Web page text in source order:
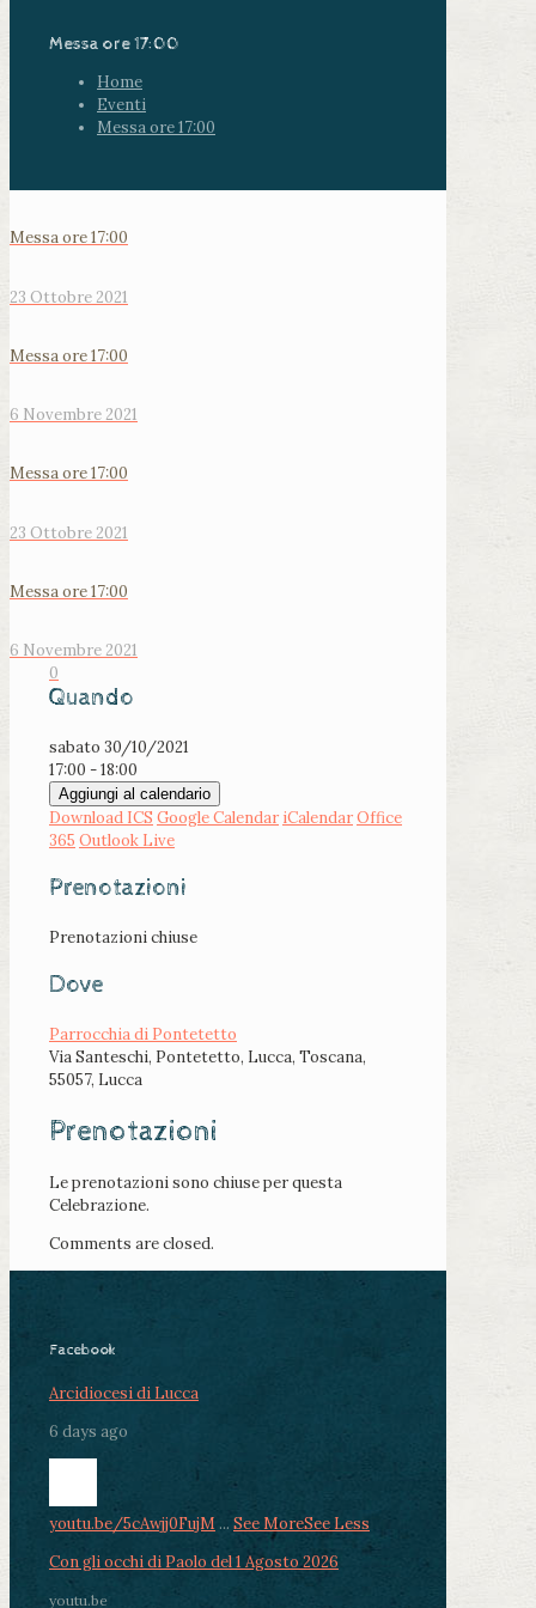
Messa ore 17:00
Home
Eventi
Messa ore 17:00
Messa ore 17:00
23 Ottobre 2021
Messa ore 17:00
6 Novembre 2021
Messa ore 17:00
23 Ottobre 2021
Messa ore 17:00
6 Novembre 2021
0
Quando
sabato 30/10/2021
17:00 - 18:00
Aggiungi al calendario
Download ICS Google Calendar iCalendarOffice
365 Outlook Live
Prenotazioni
Prenotazioni chiuse
Dove
Parrocchia di Pontetetto
Via Santeschi, Pontetetto, Lucca, Toscana,
55057, Lucca
Prenotazioni
Le prenotazioni sono chiuse per questa
Celebrazione.
Comments are closed.
Facebook
Arcidiocesi di Lucca
6 days ago
youtu.be/5cAwjj0FujM ... See MoreSee Less
Con gli occhi di Paolo del 1 Agosto 2026
youtu.be